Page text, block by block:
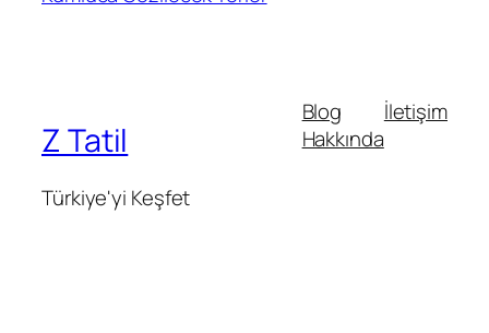
Z Tatil
Türkiye'yi Keşfet
Blog
Hakkında
İletişim